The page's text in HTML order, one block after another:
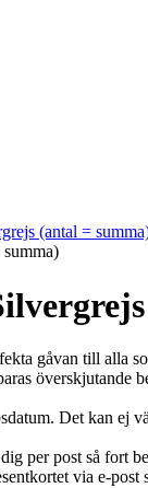
(antal =
gåvan till alla
överskjutande
Det kan ej
per post så fort
via e-post